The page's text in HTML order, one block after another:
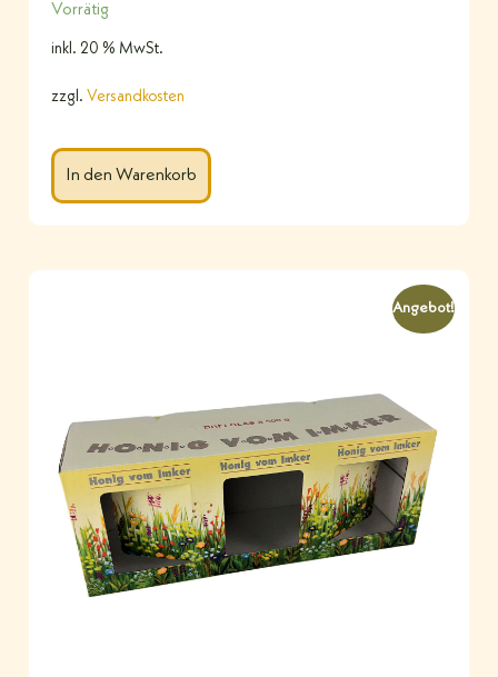
Vorrätig
inkl. 20 % MwSt.
zzgl. Versandkosten
In den Warenkorb
Angebot!